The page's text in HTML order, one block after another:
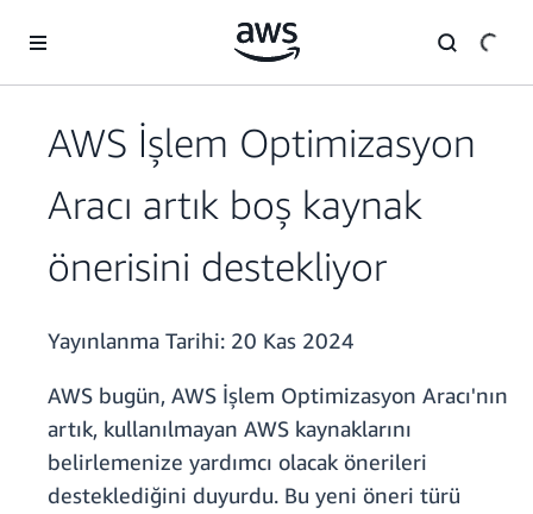
AWS İşlem Optimizasyon
Aracı artık boş kaynak
önerisini destekliyor
Yayınlanma Tarihi: 20 Kas 2024
AWS bugün, AWS İşlem Optimizasyon Aracı'nın
artık, kullanılmayan AWS kaynaklarını
belirlemenize yardımcı olacak önerileri
desteklediğini duyurdu. Bu yeni öneri türü